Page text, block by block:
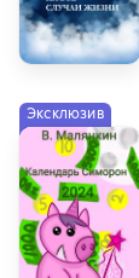
Эксклюзив